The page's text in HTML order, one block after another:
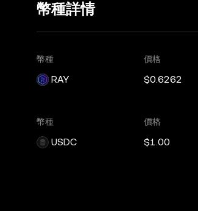
幣種詳情
幣種
RAY
價格
$0.6262
幣種
USDC
價格
$1.00